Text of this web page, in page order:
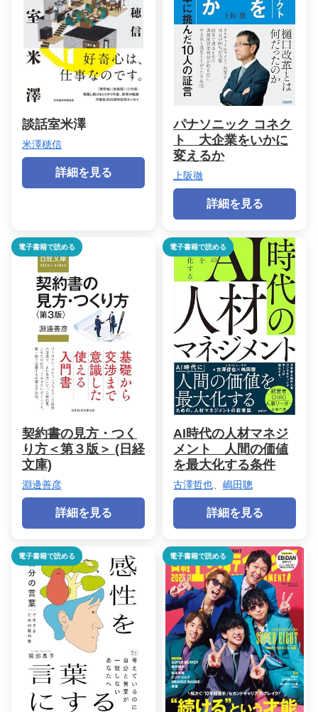
談話室米澤
米澤穂信
詳細を見る
パナソニック コネク
ト 大企業をいかに
変えるか
上阪徹
詳細を見る
電子書籍で読める
契約書の見方・つく
り方＜第３版＞ (日経
文庫)
淵邊善彦
詳細を見る
電子書籍で読める
AI時代の人材マネジ
メント 人間の価値
を最大化する条件
古澤哲也 嶋田聰
詳細を見る
電子書籍で読める 電子書籍で読める